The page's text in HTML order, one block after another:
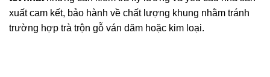
xuất cam kết, bảo hành về chất lượng khung nhằm tránh
trường hợp trà trộn gỗ ván dăm hoặc kim loại.